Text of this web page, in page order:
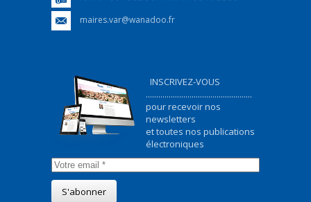
maires.var@wanadoo.fr
INSCRIVEZ-VOUS
...................................................
pour recevoir nos
newsletters
et toutes nos publications
électroniques